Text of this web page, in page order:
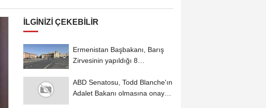
İLGINIZI ÇEKEBILIR
Ermenistan Başbakanı, Barış
Zirvesinin yapıldığı 8
ABD Senatosu, Todd Blanche'ın
Adalet Bakanı olmasına onay